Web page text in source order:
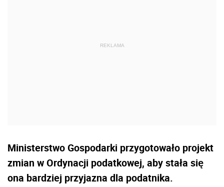
Ministerstwo Gospodarki przygotowało projekt
zmian w Ordynacji podatkowej, aby stała się
ona bardziej przyjazna dla podatnika.